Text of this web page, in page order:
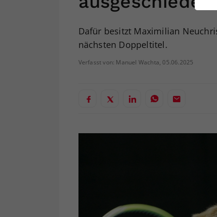
Dafür besitzt Maximilian
nächsten Doppeltitel.
Verfasst von: Manuel Wachta, 05.06.2025